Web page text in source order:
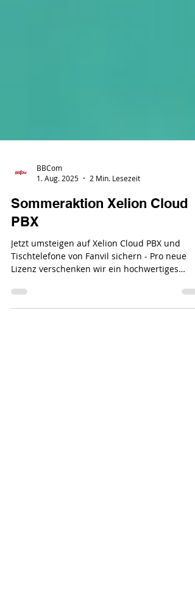
1. Aug. 2025
2 Min. Lesezeit
Sommeraktion Xelion Cloud
PBX
Jetzt umsteigen auf Xelion Cloud PBX und
Lizenz verschenken wir ein hochwertiges
Telefon...